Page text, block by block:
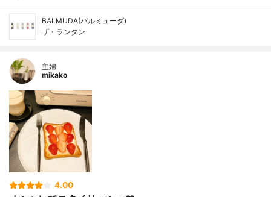
BALMUDA(バルミューダ)
ザ・ランタン
主婦
mikako
4.00